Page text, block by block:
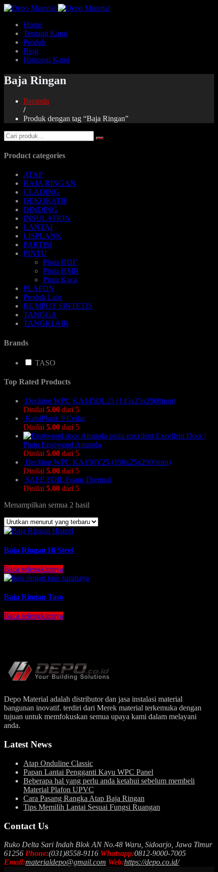
Home
Tentang Kami
Produk
Blog
Hubungi Kami
Baja Ringan
Beranda
/
Produk dengan tag “Baja Ringan”
Product categories
ATAP
BAJA RINGAN
CLADING
DEKORATIF
DINDING
INSULATION
LANTAI
LISPLANK
PARTISI
PINTU
Pintu HDF
Pintu HMR
Pintu Kaca
PLAFON
Produk Lain
RUMPUT SINTETIS
TANGGA
TANGKI AIR
Brands
TASO
Top Rated Products
Decking WPC KA145DL25 (145x25x2900mm)
Dinilai 5.00 dari 5
KalsiPlank 9 Cedar
Dinilai 5.00 dari 5
Excellent Door |
Pintu Engiwood Amanda
Dinilai 5.00 dari 5
Decking WPC KA150Y25 (150x25x2900mm)
Dinilai 5.00 dari 5
SAFE FOIL Foam Thermal
Dinilai 5.00 dari 5
Menampilkan semua 2 hasil
Baja Ringan Hi Steel
Baca selengkapnya
Baja Ringan Taso
Baca selengkapnya
Depo Material adalah distributor dan jasa instalasi material
bangunan inovatif. terdiri dari Merek material terkemuka dengan
tujuan untuk memfokuskan semua upaya kami dalam melayani
anda.
Latest News
Atap Onduline Classic
Papan Lantai Pengganti Kayu WPC Panel
Beberapa hal yang perlu anda ketahui sebelum membeli
Material Plafon UPVC
Cara Pasang Rangka Atap Baja Ringan
Tips Memilih Lantai Sesuai Fungsi Ruangan
Contact Us
Ruko Delta Sari Indah Blok AN No.48 Waru, Sidoarjo, Jawa Timur
61256 Phone:(031)8558-9116 Whatsapp:0812-9000-7005
Email:materialdepo@gmail.com Web:https://depo.co.id/